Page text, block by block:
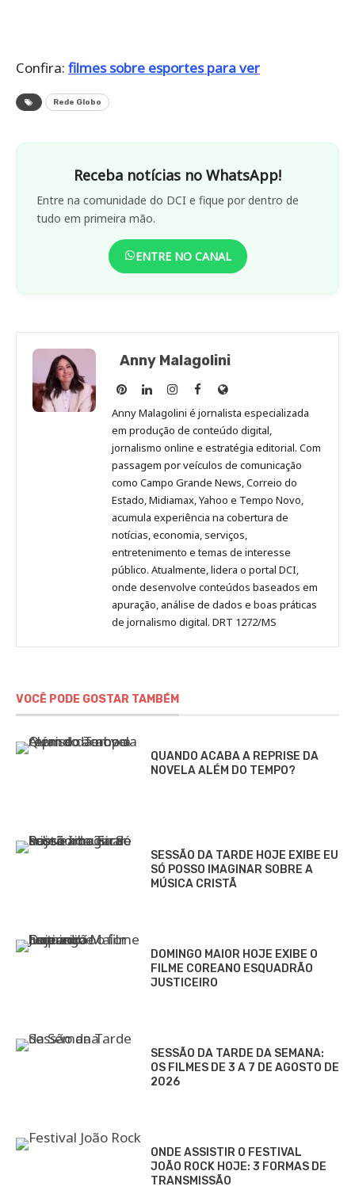
Confira: filmes sobre esportes para ver
Rede Globo
Receba notícias no WhatsApp!
Entre na comunidade do DCI e fique por dentro de
tudo em primeira mão.
ENTRE NO CANAL
Anny Malagolini
Anny
Malagolini
no
Pinterest
Anny
Malagolini
no
LinkedIn
Anny
Malagolini
no
Instagram
Anny
Malagolini
no
Facebook
Site
de
Anny
Malagolini
Anny Malagolini é jornalista especializada
em produção de conteúdo digital,
jornalismo online e estratégia editorial. Com
passagem por veículos de comunicação
como Campo Grande News, Correio do
Estado, Midiamax, Yahoo e Tempo Novo,
acumula experiência na cobertura de
notícias, economia, serviços,
entretenimento e temas de interesse
público. Atualmente, lidera o portal DCI,
onde desenvolve conteúdos baseados em
apuração, análise de dados e boas práticas
de jornalismo digital. DRT 1272/MS
VOCÊ PODE GOSTAR TAMBÉM
QUANDO ACABA A REPRISE DA
NOVELA ALÉM DO TEMPO?
SESSÃO DA TARDE HOJE EXIBE EU
SÓ POSSO IMAGINAR SOBRE A
MÚSICA CRISTÃ
DOMINGO MAIOR HOJE EXIBE O
FILME COREANO ESQUADRÃO
JUSTICEIRO
SESSÃO DA TARDE DA SEMANA:
OS FILMES DE 3 A 7 DE AGOSTO DE
2026
ONDE ASSISTIR O FESTIVAL
JOÃO ROCK HOJE: 3 FORMAS DE
TRANSMISSÃO